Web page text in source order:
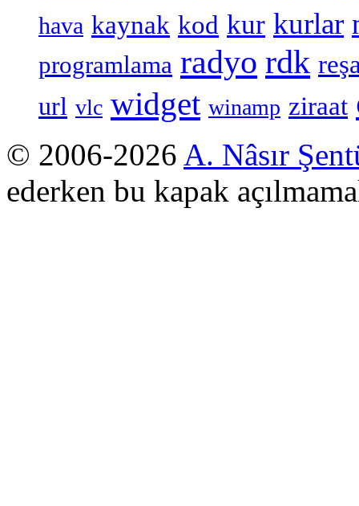
hava kaynak kod kur kurlar
programlama radyo rdk
url vlc widget winamp ziraat
© 2006-2026 A. Nâsır
ederken bu kapak